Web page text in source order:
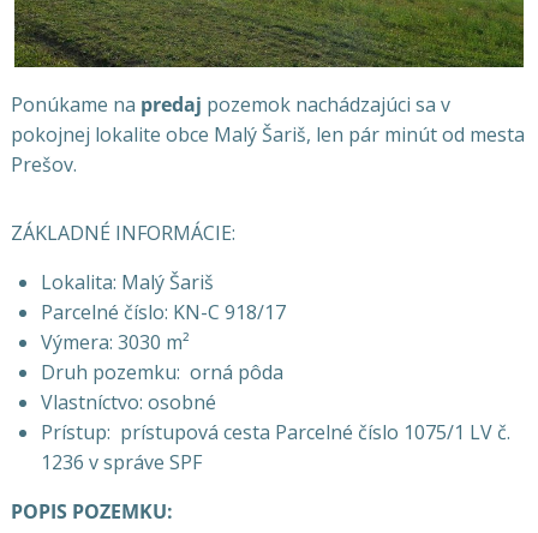
Ponúkame na predaj pozemok nachádzajúci sa v
pokojnej lokalite obce Malý Šariš, len pár minút od mesta
Prešov.
ZÁKLADNÉ INFORMÁCIE:
Lokalita: Malý Šariš
Parcelné číslo: KN-C 918/17
Výmera: 3030 m²
Druh pozemku: orná pôda
Vlastníctvo: osobné
Prístup: prístupová cesta Parcelné číslo 1075/1 LV č.
1236 v správe SPF
POPIS POZEMKU: